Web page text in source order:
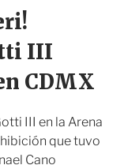
ó
i
o
r
III
CDMX
III en la Arena
que tuvo
Cano